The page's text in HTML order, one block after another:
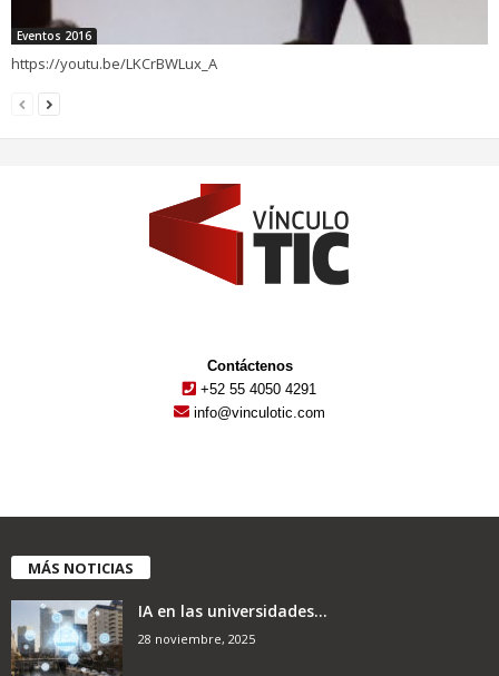
Eventos 2016
https://youtu.be/LKCrBWLux_A
Contáctenos
+52 55 4050 4291
info@vinculotic.com
MÁS NOTICIAS
IA en las universidades...
28 noviembre, 2025